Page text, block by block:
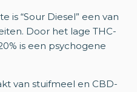
is “Sour Diesel” een van
Door het lage THC-
is een psychogene
van stuifmeel en CBD-